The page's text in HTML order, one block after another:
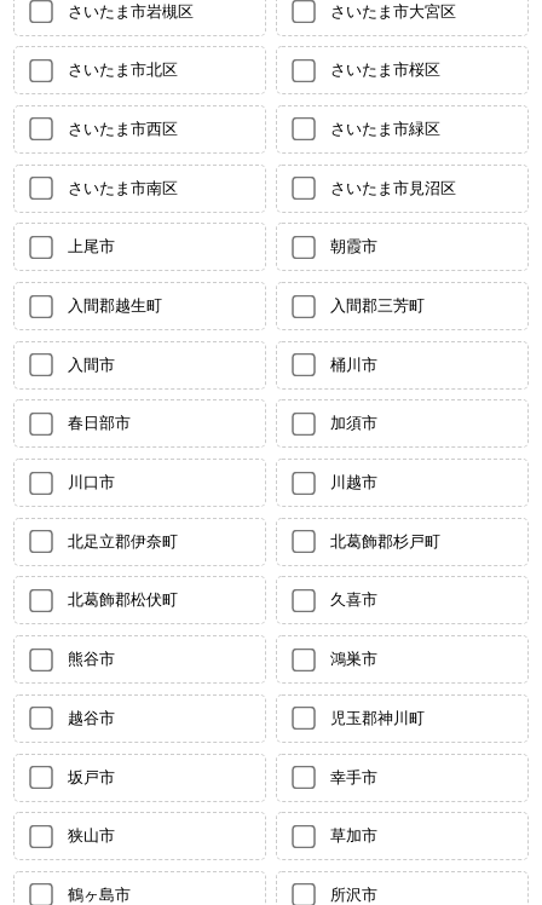
さいたま市岩槻区 さいたま市大宮区
さいたま市北区 さいたま市桜区
さいたま市西区 さいたま市緑区
さいたま市南区 さいたま市見沼区
上尾市 朝霞市
入間郡越生町 入間郡三芳町
入間市 桶川市
春日部市 加須市
川口市 川越市
北足立郡伊奈町 北葛飾郡杉戸町
北葛飾郡松伏町 久喜市
熊谷市 鴻巣市
越谷市 児玉郡神川町
坂戸市 幸手市
狭山市 草加市
鶴ヶ島市 所沢市